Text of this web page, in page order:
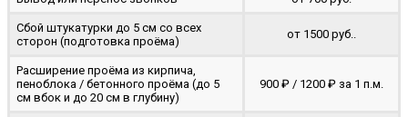
Сбой штукатурки до 5 см со всех
сторон (подготовка проёма)
от 1500 руб..
Расширение проёма из кирпича,
пеноблока / бетонного проёма (до 5
cм вбок и до 20 см в глубину)
900 ₽ / 1200 ₽ за 1 п.м.